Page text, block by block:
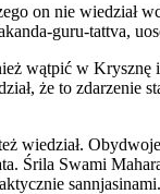
on nie wiedział
guru-tattva,
wątpić w
że to zdarzenie
wiedział.
Śrila Swami
sannjasinami.